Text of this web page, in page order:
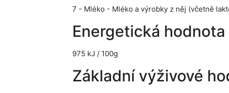
7 - Mléko - Mléko a výrobky z něj (včetně
Energetická
975 kJ / 100g
Základní výživové